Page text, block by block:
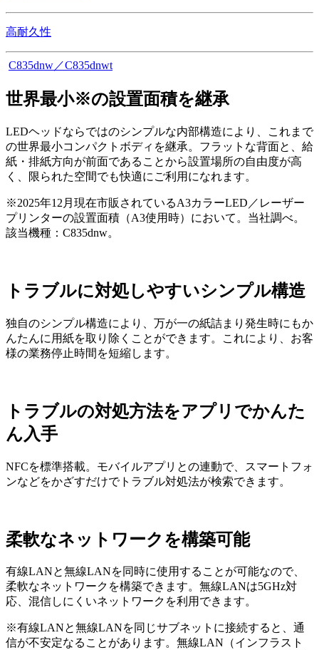
高耐久性
C835dnw／C835dnwt
世界最小※の設置面積を継承
LEDヘッドならではのシンプルな内部構造により、これまで
の世界最小コンパクトボディを継承。フラットな背面と、給
紙・排紙方向が前面であることから設置場所の自由度が高
く、限られた空間でも快適にご利用になれます。
※2025年12月現在市販されているA3カラーLED／レーザー
プリンターの設置面積（A3使用時）において。当社調べ。
該当機種：C835dnw。
トラブルに対処しやすいシンプル構造
独自のシンプル構造により、万が一の紙詰まり発生時にもか
んたんに用紙を取り除くことができます。これにより、お客
様の業務停止時間を短縮します。
トラブルの対処方法をアプリでかんた
ん入手
NFCを標準搭載。モバイルアプリとの連動で、スマートフォ
ンなどをかざすだけでトラブル対処法が検索できます。
柔軟なネットワークを構築可能
有線LANと無線LANを同時に使用することが可能なので、
柔軟なネットワークを構築できます。無線LANは5GHz対
応、混信しにくいネットワークを利用できます。
※有線LANと無線LANを同じサブネットに接続すると、通
信が不安定なることがあります。無線LAN（インフラスト